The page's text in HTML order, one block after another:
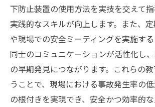
下防止装置の使用方法を実技を交えて指
実践的なスキルが向上します。また、
や現場での安全ミーティングを実施す
同士のコミュニケーションが活性化し
の早期発見につながります。これらの
うことで、現場における事故発生率の
の根付きを実現でき、安全かつ効率的